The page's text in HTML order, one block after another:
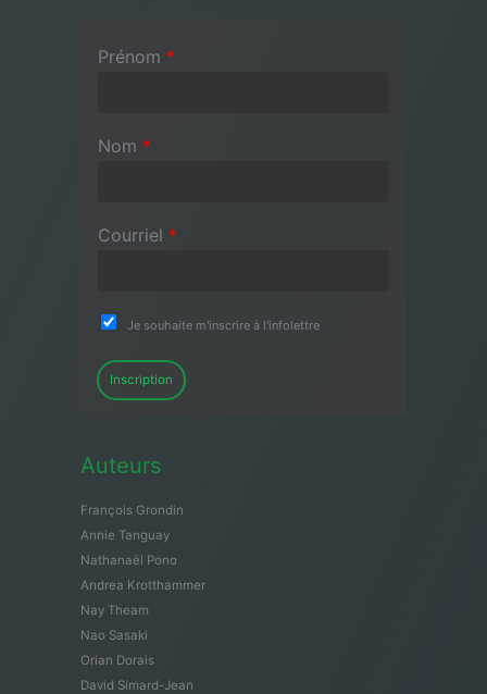
Prénom *
Nom *
Courriel *
Je souhaite m'inscrire à l'infolettre
Inscription
Auteurs
François Grondin
Annie Tanguay
Nathanaël Pono
Andrea Krotthammer
Nay Theam
Nao Sasaki
Orian Dorais
David Simard-Jean